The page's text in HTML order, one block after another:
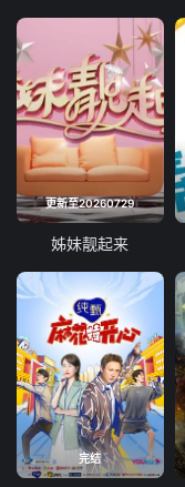
更新至20260729
姊妹靓起来
完结